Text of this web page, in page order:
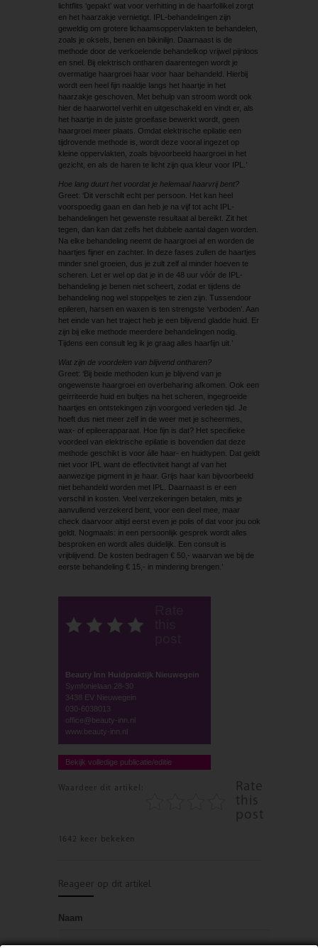
lichtflits ‘gepakt’ wat voor verhitting in de haarfollikel zorgt
en het haarzakje vernietigt. IPL-behandelingen zijn
geweldig om grotere lichaamsoppervlakten te behandelen,
zoals je oksels, benen en bikinilijn. Daarnaast is de
methode door de verkoelende behandelkop vrijwel pijnloos
en snel. Bij elektrisch ontharen daarentegen wordt je
overmatige haargroei haar voor haar behandeld. Hierbij
wordt een heel fijn naaldje langs het haartje in het
haarzakje geschoven. Met behulp van stroom wordt ook
hier de haarwortel verhit en uitgeschakeld en vindt er, als
het haartje in de juiste groeifase bewerkt wordt, geen
haargroei meer plaats. Omdat elektrische epilatie een
tijdrovende methode is, wordt deze vooral ingezet op
kleine oppervlakten, zoals bijvoorbeeld haargroei in het
gezicht, en als de haren te licht zijn qua kleur voor IPL.’
Hoe lang duurt het voordat je helemaal haarvrij bent?
Greet: ‘Dit verschilt echt per persoon. Het kan heel
voorspoedig gaan en dan heb je na vijf tot acht IPL-
behandelingen het gewenste resultaat al bereikt. Zit het
tegen, dan kan dat zelfs het dubbele aantal dagen worden.
Na elke behandeling neemt de haargroei af en worden de
haartjes fijner en zachter. In deze fases zullen de haartjes
minder snel groeien, dus je zult zelf al minder hoeven te
scheren. Let er wel op dat je in de 48 uur vóór de IPL-
behandeling je benen niet scheert, zodat er tijdens de
behandeling nog wel stoppeltjes te zien zijn. Tussendoor
epileren, harsen en waxen is ten strengste ‘verboden’. Aan
het einde van het traject heb je een blijvend gladde huid. Er
zijn bij elke methode meerdere behandelingen nodig.
Tijdens een consult leg ik je graag alles haarfijn uit.’
Wat zijn de voordelen van blijvend ontharen?
Greet: ‘Bij beide methoden kun je blijvend van je
ongewenste haargroei en overbeharing afkomen. Ook een
geïrriteerde huid en bultjes na het scheren, ingegroeide
haartjes en ontstekingen zijn voorgoed verleden tijd. Je
hoeft dus niet meer zelf in de weer met je scheermes,
wax- of epileerapparaat. Hoe fijn is dat? Het specifieke
voordeel van elektrische epilatie is bovendien dat deze
methode geschikt is voor álle haar- en huidtypen. Dat geldt
niet voor IPL want de effectiviteit hangt af van het
aanwezige pigment in je haar. Grijs haar kan bijvoorbeeld
niet behandeld worden met IPL. Daarnaast is er een
verschil in kosten. Veel verzekeringen betalen, mits je
aanvullend verzekerd bent, voor een deel mee, maar
check daarvoor altijd eerst even je polis of dat voor jou ook
geldt. Nogmaals: in een persoonlijk gesprek wordt alles
besproken en wordt alles duidelijk. Een consult is
vrijblijvend. De kosten bedragen € 50,- waarvan we bij de
eerste behandeling € 15,- in mindering brengen.’
Beauty Inn Huidpraktijk Nieuwegein
Symfonielaan 28-30
3438 EV Nieuwegein
030-6038013
office@beauty-inn.nl
www.beauty-inn.nl
Bekijk volledige publicatie/editie
Waardeer dit artikel:
Rate
this
post
1642 keer bekeken
Reageer op dit artikel
Naam